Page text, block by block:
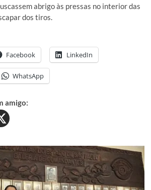
abrigo às pressas no interior das
dos tiros.
Facebook LinkedIn
WhatsApp
amigo: